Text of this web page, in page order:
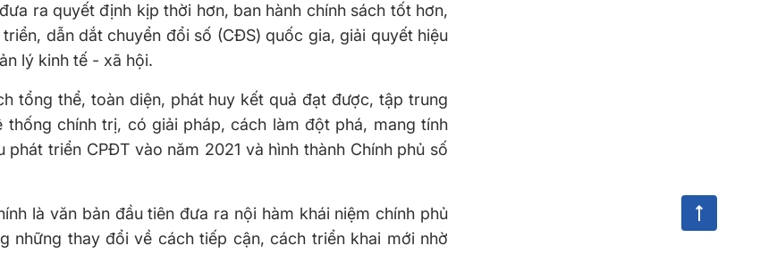
ra quyết định kịp thời hơn, ban hành chính sách tốt hơn,
dẫn dắt chuyển đổi số (CĐS) quốc gia, giải quyết hiệu
lý kinh tế - xã hội.
tổng thể, toàn diện, phát huy kết quả đạt được, tập trung
chính trị, có giải pháp, cách làm đột phá, mang tính
triển CPĐT vào năm 2021 và hình thành Chính phủ số
là văn bản đầu tiên đưa ra nội hàm khái niệm chính phủ
những thay đổi về cách tiếp cận, cách triển khai mới nhờ